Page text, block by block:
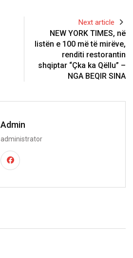
Next article
NEW YORK TIMES, në
listën e 100 më të mirëve,
renditi restorantin
shqiptar “Çka ka Qëllu” –
NGA BEQIR SINA
Admin
administrator